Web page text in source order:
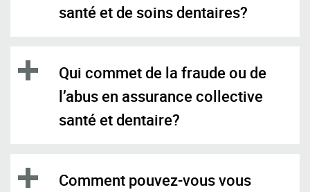
santé et de soins dentaires?
Qui commet de la fraude ou de
l’abus en assurance collective
santé et dentaire?
Comment pouvez-vous vous